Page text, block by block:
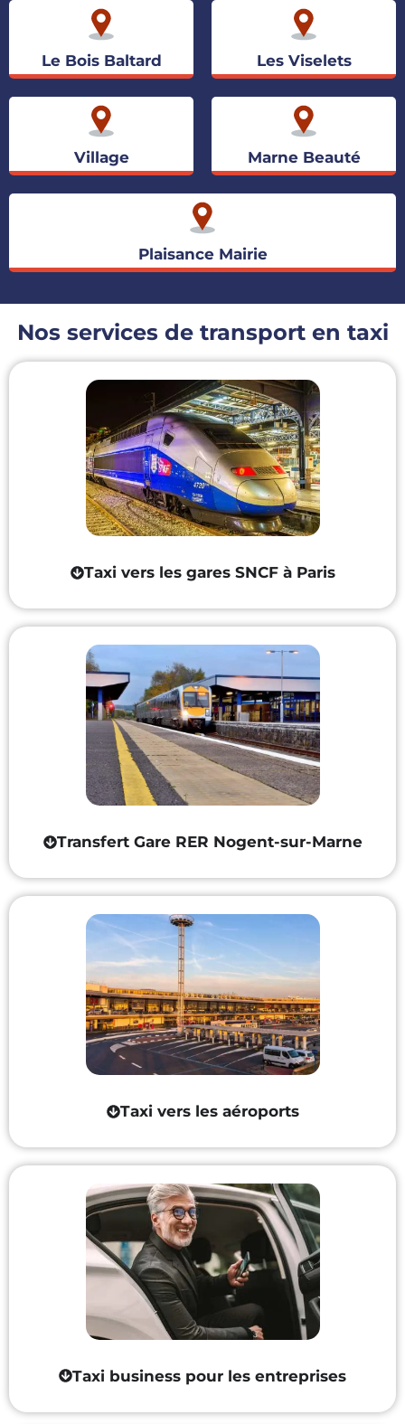
Le Bois Baltard Les Viselets
Village Marne Beauté
Plaisance Mairie
Nos services de transport en taxi
Taxi vers les aéroports
Transfert Gare RER Nogent-sur-Marne
Taxi vers les gares SNCF à Paris
Taxi business pour les entreprises